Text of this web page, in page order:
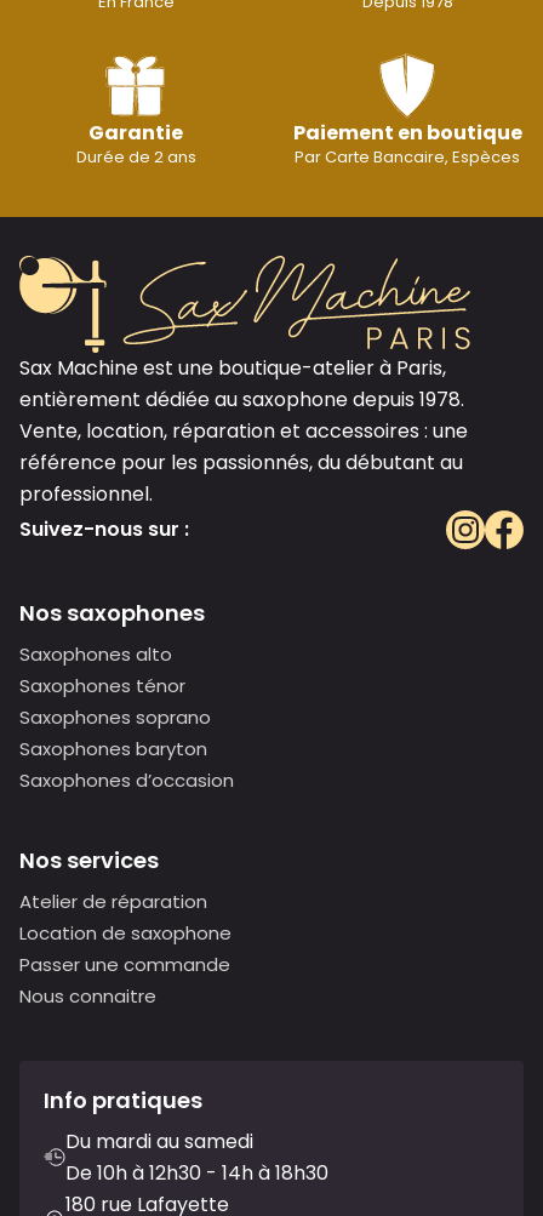
Garantie
Durée de 2 ans
Paiement en boutique
Par Carte Bancaire, Espèces
Sax Machine est une boutique-atelier à Paris,
entièrement dédiée au saxophone depuis 1978.
Vente, location, réparation et accessoires : une
référence pour les passionnés, du débutant au
professionnel.
Suivez-nous sur :
Nos saxophones
Saxophones alto
Saxophones ténor
Saxophones soprano
Saxophones baryton
Saxophones d’occasion
Nos services
Atelier de réparation
Location de saxophone
Passer une commande
Nous connaitre
Info pratiques
Du mardi au samedi
De 10h à 12h30 - 14h à 18h30
180 rue Lafayette